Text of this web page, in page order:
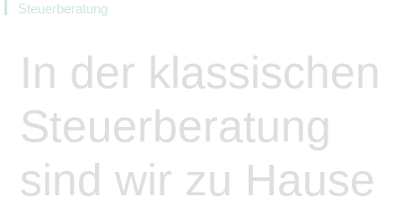
Steuerberatung
In der klassischen
Steuerberatung
sind wir zu Hause